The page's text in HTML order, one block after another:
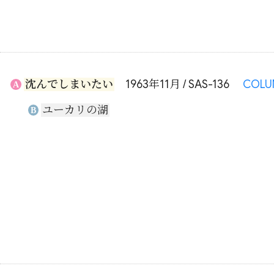
A 沈んでしまいたい 1963年11月 / SAS-136
B ユーカリの湖